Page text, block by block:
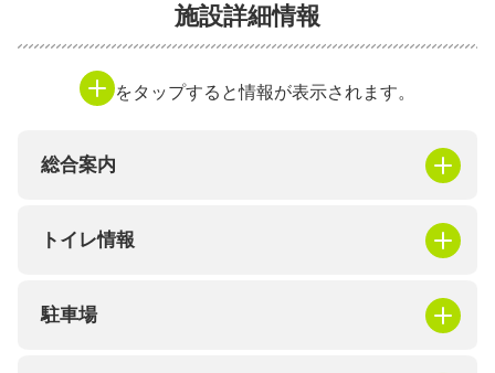
施設詳細情報
をタップすると情報が表示されます。
総合案内
トイレ情報
駐車場